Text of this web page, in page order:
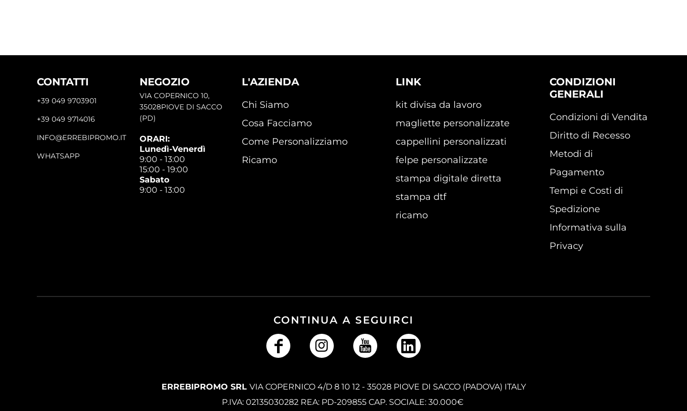
CONTATTI
+39 049 9703901
+39 049 9714016
INFO@ERREBIPROMO.IT
WHATSAPP
NEGOZIO
VIA COPERNICO 10,
35028PIOVE DI SACCO
(PD)
ORARI:
Lunedì-Venerdì
9:00 - 13:00
15:00 - 19:00
Sabato
9:00 - 13:00
L'AZIENDA
Chi Siamo
Cosa Facciamo
Come Personalizziamo
Ricamo
LINK
kit divisa da lavoro
magliette personalizzate
cappellini personalizzati
felpe personalizzate
stampa digitale diretta
stampa dtf
ricamo
CONDIZIONI
GENERALI
Condizioni di Vendita
Diritto di Recesso
Metodi di
Pagamento
Tempi e Costi di
Spedizione
Informativa sulla
Privacy
CONTINUA A SEGUIRCI
ERREBIPROMO SRL VIA COPERNICO 4/D 8 10 12 - 35028 PIOVE DI SACCO (PADOVA) ITALY
P.IVA: 02135030282 REA: PD-209855 CAP. SOCIALE: 30.000€